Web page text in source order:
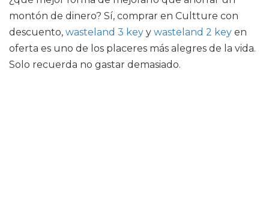
montón de dinero? Sí, comprar en Cultture con
descuento, wasteland 3 key y wasteland 2 key en
oferta es uno de los placeres más alegres de la vida.
Solo recuerda no gastar demasiado.